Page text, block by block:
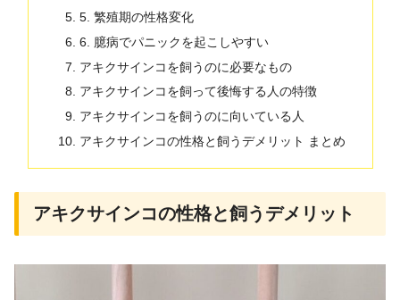
5. 繁殖期の性格変化
6. 臆病でパニックを起こしやすい
アキクサインコを飼うのに必要なもの
アキクサインコを飼って後悔する人の特徴
アキクサインコを飼うのに向いている人
アキクサインコの性格と飼うデメリット まとめ
アキクサインコの性格と飼うデメリット